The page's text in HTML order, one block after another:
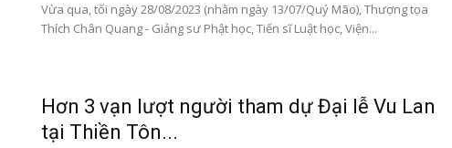
Vừa qua, tối ngày 28/08/2023 (nhằm ngày 13/07/Quý Mão), Thượng tọa
Thích Chân Quang - Giảng sư Phật học, Tiến sĩ Luật học, Viện...
Hơn 3 vạn lượt người tham dự Đại lễ Vu Lan
tại Thiền Tôn...